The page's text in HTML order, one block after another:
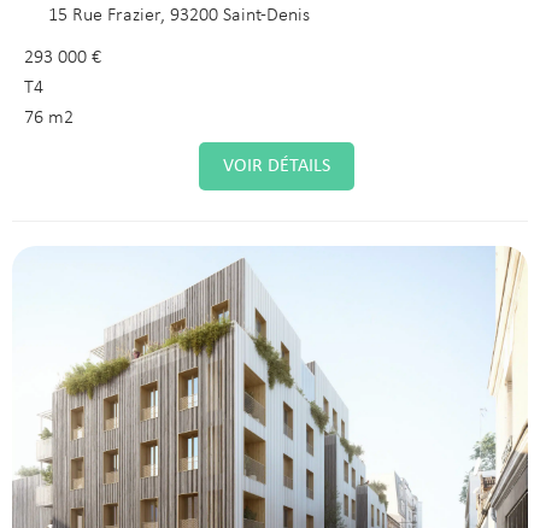
15 Rue Frazier, 93200 Saint-Denis
293 000 €
T4
76 m2
VOIR DÉTAILS